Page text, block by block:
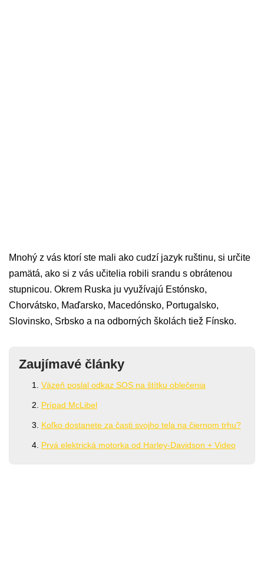
Mnohý z vás ktorí ste mali ako cudzí jazyk ruštinu, si určite
pamätá, ako si z vás učitelia robili srandu s obrátenou
stupnicou. Okrem Ruska ju využívajú Estónsko,
Chorvátsko, Maďarsko, Macedónsko, Portugalsko,
Slovinsko, Srbsko a na odborných školách tiež Fínsko.
Zaujímavé články
Väzeň poslal odkaz SOS na štítku oblečenia
Prípad McLibel
Koľko dostanete za časti svojho tela na čiernom trhu?
Prvá elektrická motorka od Harley-Davidson + Video